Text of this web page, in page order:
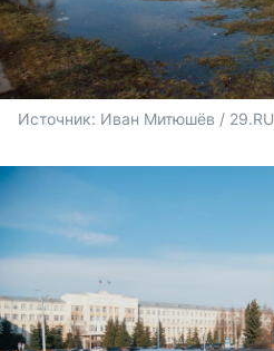
Источник: Иван Митюшёв / 29.RU